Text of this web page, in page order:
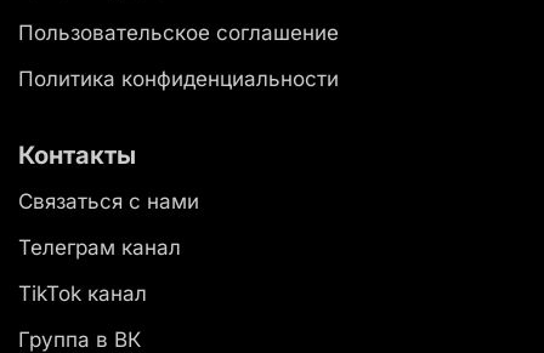
Пользовательское соглашение
Политика конфиденциальности
Контакты
Связаться с нами
Телеграм канал
TikTok канал
Группа в ВК